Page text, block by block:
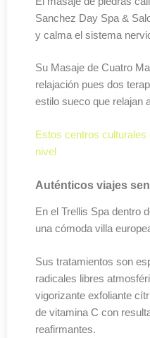
Sanchez Day Spa &
y calma el sistema
Su Masaje de Cuatro
relajación pues dos
estilo sueco que relajan
Estos centros
nivel
Auténticos viajes
En el Trellis Spa dentro
una cómoda villa
Sus tratamientos son
radicales libres
vigorizante exfoliante
de vitamina C con
reafirmantes.